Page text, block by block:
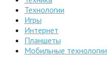
Технологии
Игры
Интернет
Планшеты
Мобильные технологии